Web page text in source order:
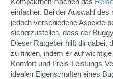
Kompaktheit machen das
einfacher. Bei der Auswahl des
jedoch verschiedene Aspekte
sicherzustellen, dass der
Dieser Ratgeber hilft dir dabei,
zu finden, indem er auf
Komfort und Preis-Leistungs-
idealen Eigenschaften eines